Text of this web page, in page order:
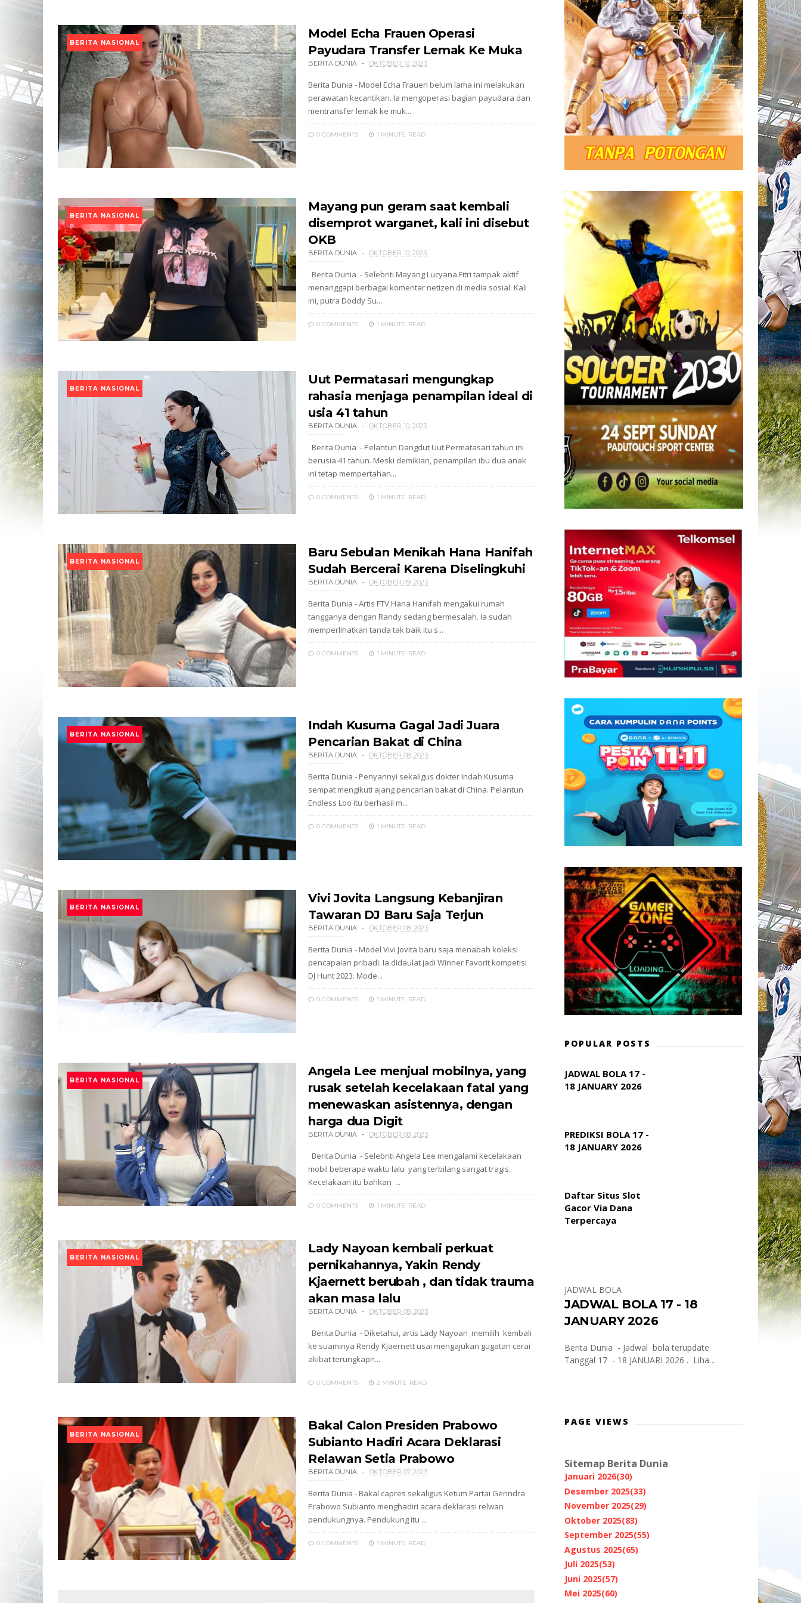
BERITA NASIONAL
Model Echa Frauen Operasi
Payudara Transfer Lemak Ke Muka
BERITA DUNIA OKTOBER 10, 2023
Berita Dunia - Model Echa Frauen belum lama ini melakukan
perawatan kecantikan. Ia mengoperasi bagian payudara dan
mentransfer lemak ke muk...
0 COMMENTS 1 MINUTE READ
BERITA NASIONAL
Mayang pun geram saat kembali
disemprot warganet, kali ini disebut
OKB
BERITA DUNIA OKTOBER 10, 2023
Berita Dunia - Selebriti Mayang Lucyana Fitri tampak aktif
menanggapi berbagai komentar netizen di media sosial. Kali
ini, putra Doddy Su...
0 COMMENTS 1 MINUTE READ
BERITA NASIONAL
Uut Permatasari mengungkap
rahasia menjaga penampilan ideal di
usia 41 tahun
BERITA DUNIA OKTOBER 10, 2023
Berita Dunia - Pelantun Dangdut Uut Permatasari tahun ini
berusia 41 tahun. Meski demikian, penampilan ibu dua anak
ini tetap mempertahan...
0 COMMENTS 1 MINUTE READ
BERITA NASIONAL
Baru Sebulan Menikah Hana Hanifah
Sudah Bercerai Karena Diselingkuhi
BERITA DUNIA OKTOBER 09, 2023
Berita Dunia - Artis FTV Hana Hanifah mengakui rumah
tangganya dengan Randy sedang bermesalah. Ia sudah
memperlihatkan tanda tak baik itu s...
0 COMMENTS 1 MINUTE READ
BERITA NASIONAL
Indah Kusuma Gagal Jadi Juara
Pencarian Bakat di China
BERITA DUNIA OKTOBER 08, 2023
Berita Dunia - Penyannyi sekaligus dokter Indah Kusuma
sempat mengikuti ajang pencarian bakat di China. Pelantun
Endless Loo itu berhasil m...
0 COMMENTS 1 MINUTE READ
BERITA NASIONAL
Vivi Jovita Langsung Kebanjiran
Tawaran DJ Baru Saja Terjun
BERITA DUNIA OKTOBER 08, 2023
Berita Dunia - Model Vivi Jovita baru saja menabah koleksi
pencapaian pribadi. Ia didaulat jadi Winner Favorit kompetisi
DJ Hunt 2023. Mode...
0 COMMENTS 1 MINUTE READ
BERITA NASIONAL
Angela Lee menjual mobilnya, yang
rusak setelah kecelakaan fatal yang
menewaskan asistennya, dengan
harga dua Digit
BERITA DUNIA OKTOBER 08, 2023
Berita Dunia - Selebriti Angela Lee mengalami kecelakaan
mobil beberapa waktu lalu yang terbilang sangat tragis.
Kecelakaan itu bahkan ...
0 COMMENTS 1 MINUTE READ
BERITA NASIONAL
Lady Nayoan kembali perkuat
pernikahannya, Yakin Rendy
Kjaernett berubah , dan tidak trauma
akan masa lalu
BERITA DUNIA OKTOBER 08, 2023
Berita Dunia - Diketahui, artis Lady Nayoan memilih kembali
ke suaminya Rendy Kjaernett usai mengajukan gugatan cerai
akibat terungkapn...
0 COMMENTS 2 MINUTE READ
BERITA NASIONAL
Bakal Calon Presiden Prabowo
Subianto Hadiri Acara Deklarasi
Relawan Setia Prabowo
BERITA DUNIA OKTOBER 07, 2023
Berita Dunia - Bakal capres sekaligus Ketum Partai Gerindra
Prabowo Subianto menghadiri acara deklarasi relwan
pendukungnya. Pendukung itu ...
0 COMMENTS 1 MINUTE READ
POPULAR POSTS
JADWAL BOLA 17 -
18 JANUARY 2026
PREDIKSI BOLA 17 -
18 JANUARY 2026
Daftar Situs Slot
Gacor Via Dana
Terpercaya
JADWAL BOLA
JADWAL BOLA 17 - 18
JANUARY 2026
Berita Dunia - Jadwal bola terupdate
Tanggal 17 - 18 JANUARI 2026 . Liha…
PAGE VIEWS
Sitemap Berita Dunia
Januari 2026(30)
Desember 2025(33)
November 2025(29)
Oktober 2025(83)
September 2025(55)
Agustus 2025(65)
Juli 2025(53)
Juni 2025(57)
Mei 2025(60)